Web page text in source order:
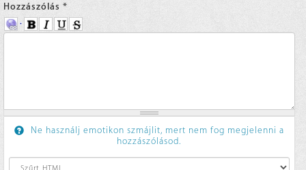
Hozzászólás *
Ne használj emotikon szmájlit, mert nem fog megjelenni a
hozzászólásod.